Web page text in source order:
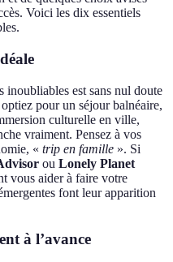
Voici les dix essentiels
inoubliables est sans nul doute
pour un séjour balnéaire,
culturelle en ville,
vraiment. Pensez à vos
« trip en famille ». Si
ou Lonely Planet
vous aider à faire votre
font leur apparition
à l’avance